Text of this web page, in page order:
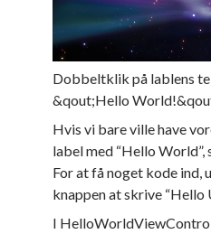
Dobbeltklik på lablens
&qout;Hello
Hvis vi bare ville have
label med “Hello
For at få noget kode ind,
knappen at skrive “Hello
I